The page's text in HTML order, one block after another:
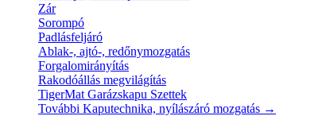
Zár
Sorompó
Padlásfeljáró
Ablak-, ajtó-, redőnymozgatás
Forgalomirányítás
Rakodóállás megvilágítás
TigerMat Garázskapu Szettek
További Kaputechnika, nyílászáró mozgatás →